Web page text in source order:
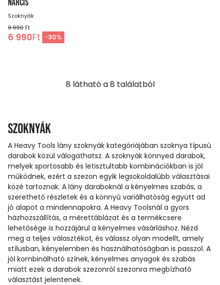
NARCIS
Szoknyák
9 990 Ft
6 990Ft -30%
8 látható a8 találatból
Szoknyák
A Heavy Tools lány szoknyák kategóriájában szoknya típusú
darabok közül válogathatsz. A szoknyák könnyed darabok,
melyek sportosabb és letisztultabb kombinációkban is jól
működnek, ezért a szezon egyik legsokoldalúbb választásai
közé tartoznak. A lány daraboknál a kényelmes szabás, a
szerethető részletek és a könnyű variálhatóság együtt ad
jó alapot a mindennapokra. A Heavy Toolsnál a gyors
házhozszállítás, a mérettáblázat és a termékcsere
lehetősége is hozzájárul a kényelmes vásárláshoz. Nézd
meg a teljes választékot, és válassz olyan modellt, amely
stílusban, kényelemben és használhatóságban is passzol. A
jól kombinálható színek, kényelmes anyagok és szabás
miatt ezek a darabok szezonról szezonra megbízható
választást jelentenek.